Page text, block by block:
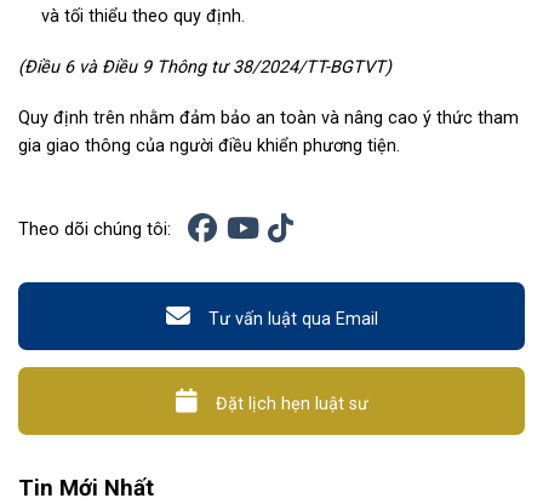
và tối thiểu theo quy định.
(Điều 6 và Điều 9 Thông tư 38/2024/TT-BGTVT)
Quy định trên nhằm đảm bảo an toàn và nâng cao ý thức tham
gia giao thông của người điều khiển phương tiện.
Theo dõi chúng tôi:
Tư vấn luật qua Email
Đặt lịch hẹn luật sư
Tin Mới Nhất